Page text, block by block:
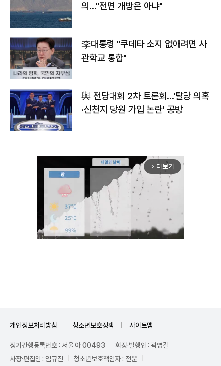
의…"전면 개방은 아냐"
李대통령 "쿠데타 소지 없애려면 사
관학교 통합"
與 전당대회 2차 토론회…'탈당 의혹
·신천지 당원 가입 논란' 공방
arrow_forward_ios 더보기
개인정보처리방침 청소년보호정책 사이트맵
정기간행등록번호 : 서울 아 00493
회장·발행인 : 곽영길
사장·편집인 : 임규진
청소년보호책임자 : 전운